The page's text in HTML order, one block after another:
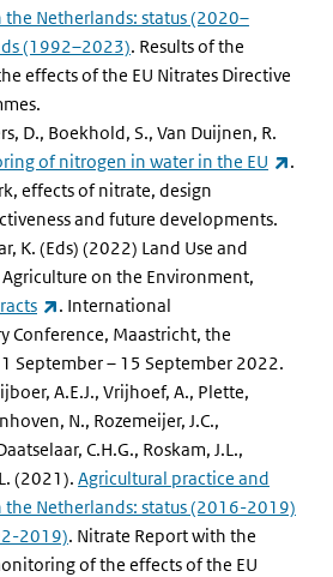
Netherlands: status (2020–
(1992–2023). Results of the
effects of the EU Nitrates Directive
D., Boekhold, S., Van Duijnen, R.
of nitrogen in water in the EU
.
effects of nitrate, design
and future developments.
K. (Eds) (2022) Land Use and
on the Environment,
(externe link)
. International
Conference, Maastricht, the
September – 15 September 2022.
A.E.J., Vrijhoef, A., Plette,
N., Rozemeijer, J.C.,
C.H.G., Roskam, J.L.,
(2021). Agricultural practice and
Netherlands: status (2016-2019)
2019). Nitrate Report with the
of the effects of the EU